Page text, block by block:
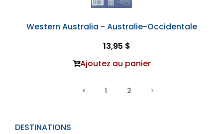
DESTINATIONS
Western Australia - Australie-Occidentale
13,95 $
Ajoutez au panier
1 2